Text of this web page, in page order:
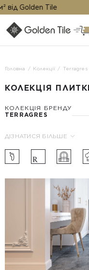
Golden Tile
Головна Колекції Terragres
КОЛЕКЦІЯ
КОЛЕКЦІЯ БРЕНДУ
TERRAGRES
ДІЗНАТИСЯ БІЛЬШЕ